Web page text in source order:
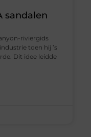
sandalen
riviergids
toen hij ’s
Dit idee leidde